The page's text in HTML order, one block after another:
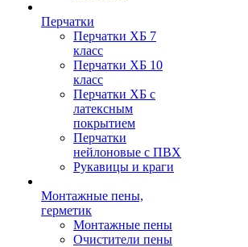
Перчатки
Перчатки ХБ 7
класс
Перчатки ХБ 10
класс
Перчатки ХБ с
латексным
покрытием
Перчатки
нейлоновые с ПВХ
Рукавицы и краги
Монтажные пены,
герметик
Монтажные пены
Очистители пены